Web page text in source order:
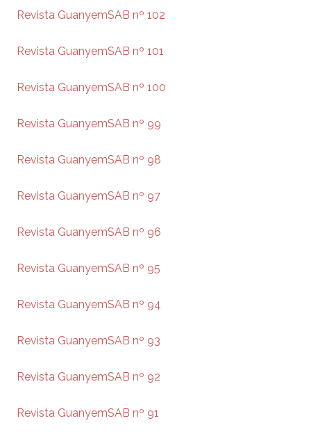
Revista GuanyemSAB nº 102
Revista GuanyemSAB nº 101
Revista GuanyemSAB nº 100
Revista GuanyemSAB nº 99
Revista GuanyemSAB nº 98
Revista GuanyemSAB nº 97
Revista GuanyemSAB nº 96
Revista GuanyemSAB nº 95
Revista GuanyemSAB nº 94
Revista GuanyemSAB nº 93
Revista GuanyemSAB nº 92
Revista GuanyemSAB nº 91